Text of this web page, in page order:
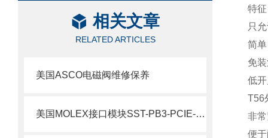
相关文章
RELATED ARTICLES
美国ASCO电磁阀维修保养
美国MOLEX接口模块SST-PB3-PCIE-2 产品解析
特征
只
简单
免
低
T56
非
便